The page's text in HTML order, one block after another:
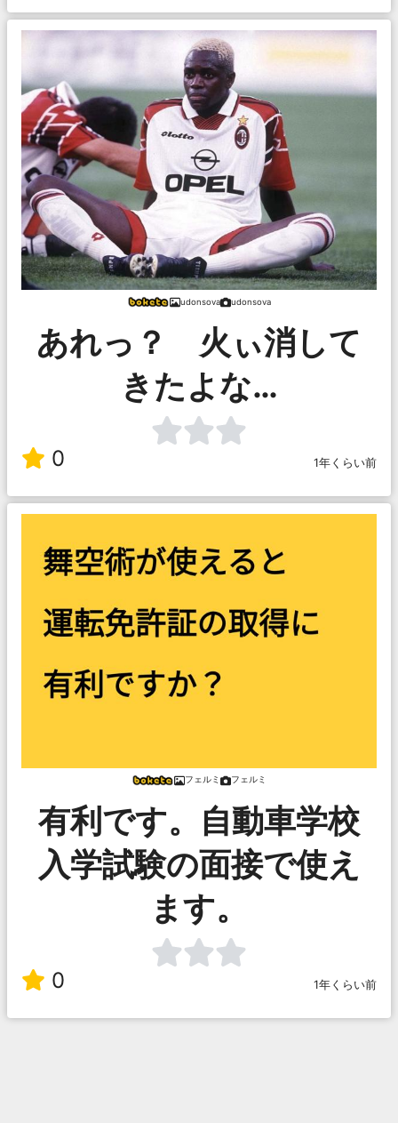
udonsova udonsova
あれっ？ 火ぃ消して
きたよな…
0 1年くらい前
フェルミ フェルミ
有利です。自動車学校
入学試験の面接で使え
ます。
0 1年くらい前